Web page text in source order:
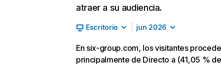
atraer a su audiencia.
Escritorio jun 2026
En six-group.com, los visitantes
principalmente de Directo a (41,05 % de